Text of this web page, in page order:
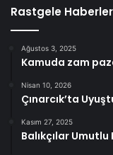
Rastgele Haberler
Ağustos 3, 2025
Kamuda zam
Nisan 10, 2026
Çınarcık’ta
Kasım 27, 2025
Balıkçılar Umutlu